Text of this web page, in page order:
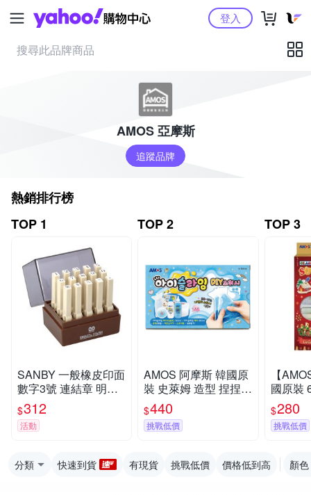
Yahoo購物中心登入
AMOS 亞摩斯
追蹤品牌
熱銷排行榜
TOP 1
SANBY 一般橡皮印面
數字3號 連結章 明朝
體 /組 EN-S3
$312
活動
TOP 2
AMOS 阿摩斯 韓國原
裝 史萊姆 造型 捏捏球
三角藍 / 組 IS120P2-
BL
$440
挑戰低價
TOP 3
【
國原裝 6色 聖誕 主題
吊飾
$280
挑戰低價
分類 快速到貨 有現貨 挑戰低價 價格低到高 顏色